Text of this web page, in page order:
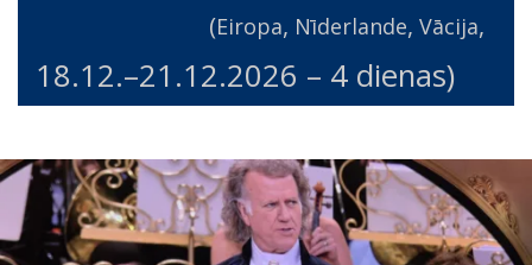
(Eiropa, Nīderlande, Vācija,
18.12.–21.12.2026 – 4 dienas)